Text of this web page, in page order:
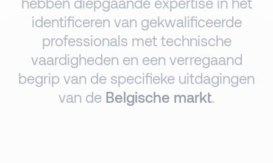
identificeren van gekwalificeerde
professionals met technische
vaardigheden en een verregaand
begrip van de specifieke uitdagingen
van de Belgische markt.